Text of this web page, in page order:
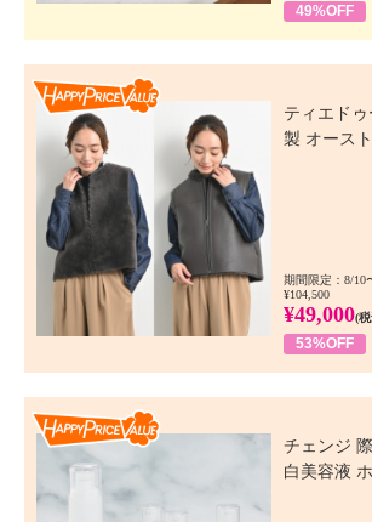
49%OFF
ティエド
製 オース
期間限定：8/10
¥104,500
¥49,000(
53%OFF
チェンジ
白美容液